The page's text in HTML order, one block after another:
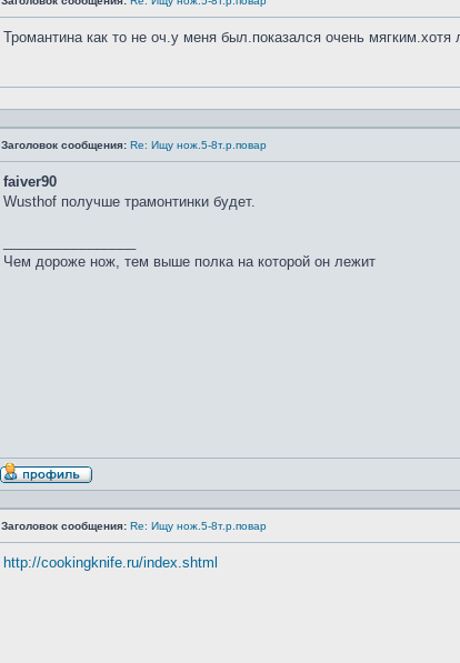
Тромантина как то не оч.у меня был.показался очень
Заголовок сообщения: Re: Ищу нож.5-8т.р.повар
faiver90
Wusthof получше трамонтинки будет.
Чем дороже нож, тем выше полка на которой он лежит
Заголовок сообщения: Re: Ищу нож.5-8т.р.повар
http://cookingknife.ru/index.shtml